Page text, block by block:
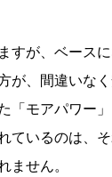
すが、ベース
が、間違いな
「モアパワー
ているのは、
ません。